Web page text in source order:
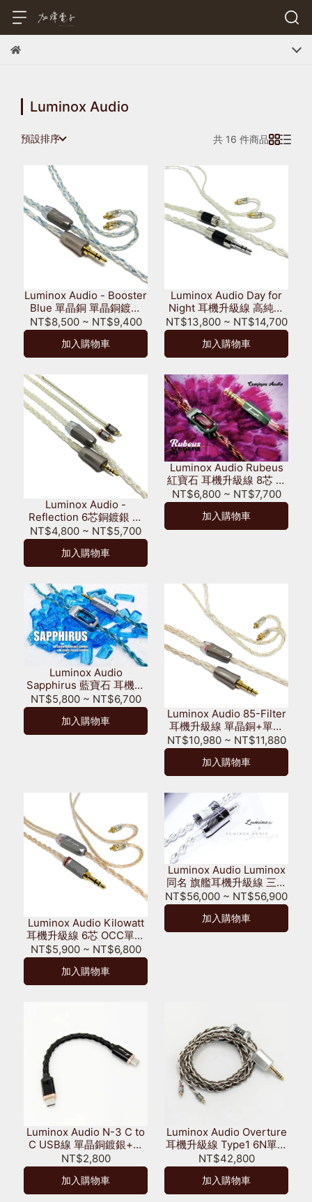
Luminox Audio
預設排序 共 16 件商品
Luminox Audio - Booster
Blue 單晶銅 單晶銅鍍銀
混編 耳機升級線
NT$8,500~ NT$9,400
加入購物車
Luminox Audio Day for
Night 耳機升級線 高純度
單晶銅 UPOCC 銅鍍銀 銅
軸結構
NT$13,800~ NT$14,700
加入購物車
Luminox Audio -
Reflection 6芯銅鍍銀 耳
機升級線
NT$4,800 ~ NT$5,700
加入購物車
Luminox Audio Rubeus
紅寶石 耳機升級線 8芯 單
晶銅 + 銅鍍銀 限量100條
NT$6,800~ NT$7,700
加入購物車
Luminox Audio
Sapphirus 藍寶石 耳機升
級線 8芯 6N單晶銅鍍銀 +
4N無氧銅鍍銀混編
NT$5,800~ NT$6,700
加入購物車
Luminox Audio 85-Filter
耳機升級線 單晶銅+單晶
銅鍍銀 混編
NT$10,980~ NT$11,880
加入購物車
Luminox Audio Kilowatt
耳機升級線 6芯 OCC單晶
銅
NT$5,900~ NT$6,800
加入購物車
Luminox Audio Luminox
同名 旗艦耳機升級線 三種
調音 自由切換 單晶銅鍍銀
+單晶銅+銅鍍銀
NT$56,000 ~ NT$56,900
加入購物車
Luminox Audio N-3 C to
C USB線 單晶銅鍍銀+鍍
銀銅 4芯絞線 10cm
NT$2,800
加入購物車
Luminox Audio Overture
耳機升級線 Type1 6N單晶
銅鍍銀+6N單晶銅+4N銅
鍍銀+純銀 2股3同軸線+4
股Litz 26AWG 全球限量30
條
NT$42,800
加入購物車